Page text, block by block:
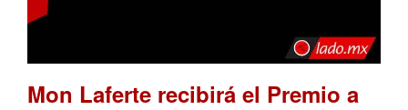
Mon Laferte recibirá el Premio a